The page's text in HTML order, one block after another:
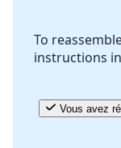
To
instructions
Vous avez